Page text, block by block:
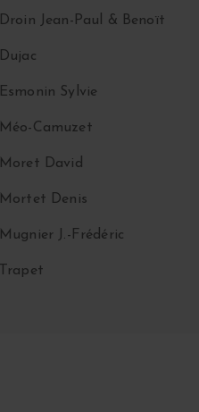
Droin Jean-Paul & Benoït
Dujac
Esmonin Sylvie
Méo-Camuzet
Moret David
Mortet Denis
Mugnier J.-Frédéric
Trapet